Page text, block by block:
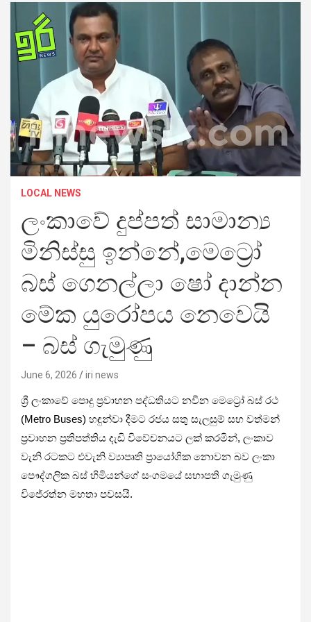
LOCAL NEWS
ලංකාවේ දුප්පත් සාමාන්‍ය
මිනිස්සු ඉන්නේ,මෙට්‍රෝ
බස් ගෙනල්ලා ෂෝ දාන්න
මේක යුරෝපය නෙවෙයි
– බස් ගැමුණු
June 6, 2026 iri news
ශ්‍රී ලංකාවේ පොදු ප්‍රවාහන පද්ධතියට නවීන මෙට්‍රෝ බස් රථ
(Metro Buses) හඳුන්වා දීමට රජය සතු සැලසුම් සහ වත්මන්
ප්‍රවාහන ප්‍රතිපත්තිය දැඩි විවේචනයට ලක් කරමින්, ලංකාව
වැනි රටකට එවැනි ව්‍යාපෘති ප්‍රායෝගික නොවන බව ලංකා
පෞද්ගලික බස් හිමියන්ගේ සංගමයේ සභාපති ගැමුණු
විජේරත්න මහතා පවසයි.